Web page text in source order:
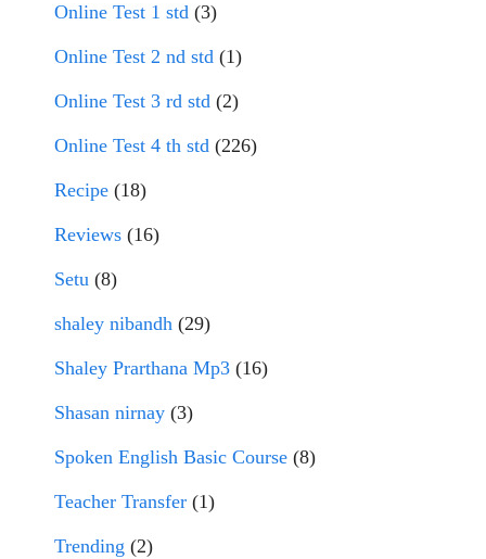
Online Test 1 std (3)
Online Test 2 nd std (1)
Online Test 3 rd std (2)
Online Test 4 th std (226)
Recipe (18)
Reviews (16)
Setu (8)
shaley nibandh (29)
Shaley Prarthana Mp3 (16)
Shasan nirnay (3)
Spoken English Basic Course (8)
Teacher Transfer (1)
Trending (2)